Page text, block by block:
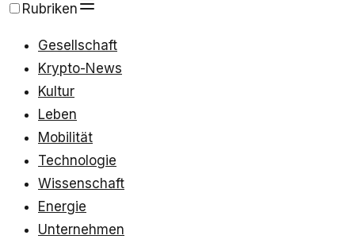
Rubriken
Gesellschaft
Krypto-News
Kultur
Leben
Mobilität
Technologie
Wissenschaft
Energie
Unternehmen